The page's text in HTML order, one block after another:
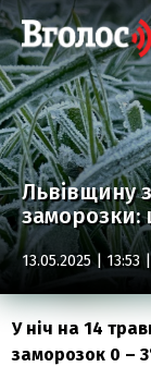
Львівщину
заморозки:
13.05.2025 | 13:53
У ніч на 14
заморозок 0 –